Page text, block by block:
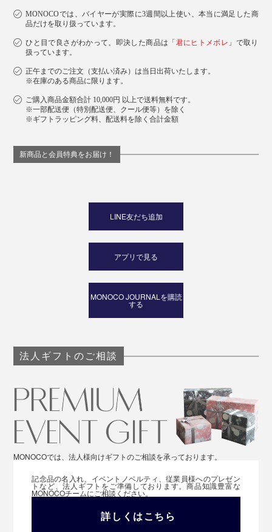
MONOCOでは、バイヤーが実際に3週間以上使い、本当に満足した商
品だけを取り扱っています。
ひと目で良さがわかって、即決した商品は「 君にヒトメボレ 」で取り
扱っています。
正午までのご注文（支払い済み）は当日出荷いたします。
※在庫のある商品に限ります。
ご購入商品金額合計 10,000円 以上で送料無料です。
※一部配送便（特別配送便、クール便等）を除く
※ギフトラッピング料、配送料を除く合計金額
新商品と会員特典をお届け！
LINE友だち追加
アプリで見る
MONOCO JOURNALを購読
する
法人ギフトのご相談
MONOCOでは、法人様向けギフトのご相談を承っております。
記念品の名入れ、イベントノベルティ、従業員様へのプレゼン
トなど、法人ギフトをご準備しております。商品知識豊富な
MONOCOチームにご相談ください。
詳しくはこちら